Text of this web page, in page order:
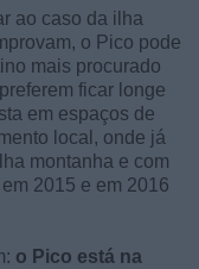
ao caso da ilha
o Pico pode
mais procurado
ficar longe
em espaços de
local, onde já
montanha e com
2015 e em 2016
o Pico está na